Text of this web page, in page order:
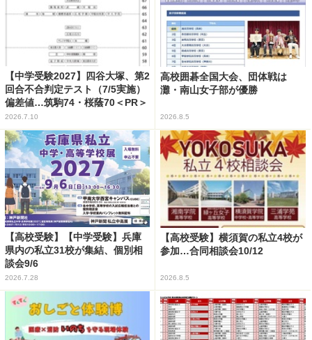
【中学受験2027】四谷大塚、第2
回合不合判定テスト（7/5実施）
偏差値…筑駒74・桜蔭70＜PR＞
2026.7.10
高校囲碁全国大会、団体戦は
灘・南山女子部が優勝
2026.8.5
【高校受験】【中学受験】兵庫
県内の私立31校が集結、個別相
談会9/6
2026.7.28
【高校受験】横須賀の私立4校が
参加…合同相談会10/12
2026.8.5